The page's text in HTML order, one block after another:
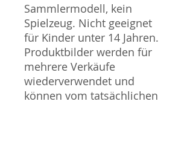
Sammlermodell, kein
Spielzeug. Nicht geeignet
für Kinder unter 14 Jahren.
Produktbilder werden für
mehrere Verkäufe
wiederverwendet und
können vom tatsächlichen